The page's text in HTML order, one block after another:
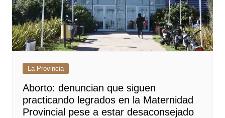
La Provincia
Aborto: denuncian que siguen
practicando legrados en la Maternidad
Provincial pese a estar desaconsejado